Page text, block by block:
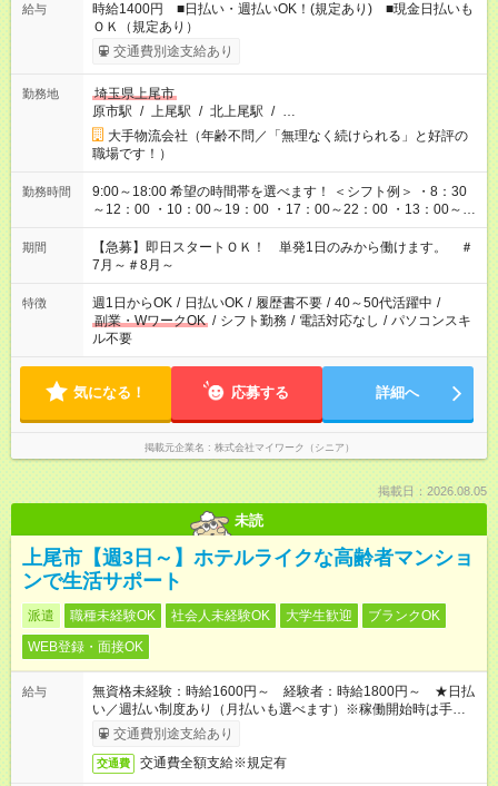
給与
時給1400円 ■日払い・週払いOK！(規定あり) ■現金日払いも
ＯＫ（規定あり）
交通費別途支給あり
勤務地
埼玉県上尾市
原市駅 / 上尾駅 / 北上尾駅 / …
大手物流会社（年齢不問／「無理なく続けられる」と好評の
職場です！）
勤務時間
9:00～18:00 希望の時間帯を選べます！ ＜シフト例＞ ・8：30
～12：00 ・10：00～19：00 ・17：00～22：00 ・13：00～
22：00 ・22：00～翌6：00 など
期間
【急募】即日スタートＯＫ！ 単発1日のみから働けます。 ＃
7月～＃8月～
特徴 週1日からOK / 日払いOK / 履歴書不要 / 40～50代活躍中 /
副業・WワークOK / シフト勤務 / 電話対応なし / パソコンスキ
ル不要
気になる！ 応募する 詳細へ
掲載元企業名 株式会社マイワーク（シニア）
掲載日：2026.08.05
未読
上尾市【週3日～】ホテルライクな高齢者マンショ
ンで生活サポート
派遣 職種未経験OK 社会人未経験OK 大学生歓迎
ブランクOK
WEB登録・面接OK
給与
無資格未経験：時給1600円～ 経験者：時給1800円～ ★日払
い／週払い制度あり（月払いも選べます）※稼働開始時は手続き
完了次第のお支払いとなります。
交通費別途支給あり
交通費 交通費全額支給※規定有